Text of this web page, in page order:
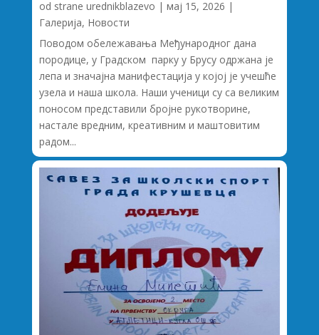
od strane urednikblazevo | мај 15, 2026 |
Галерија, Новости
Поводом обележавања Међународног дана
породице, у Градском парку у Брусу одржана је
лепа и значајна манифестација у којој је учешће
узела и наша школа. Наши ученици су са великим
поносом представили бројне рукотворине,
настале вредним, креативним и маштовитим
радом...